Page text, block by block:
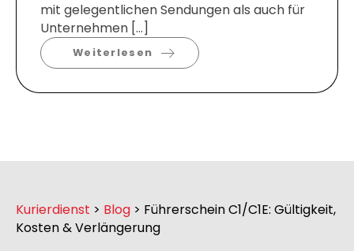
mit gelegentlichen Sendungen als auch für
Unternehmen […]
Weiterlesen
Kurierdienst > Blog > Führerschein C1/C1E: Gültigkeit,
Kosten & Verlängerung